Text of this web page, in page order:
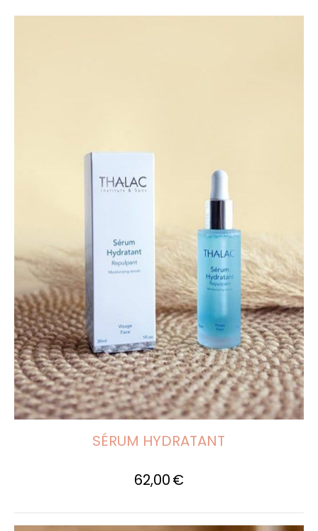
SÉRUM HYDRATANT
62,00€